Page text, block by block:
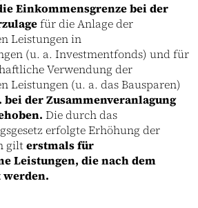
Einkommensgrenze bei der
für die Anlage der
Leistungen in
(u. a. Investmentfonds) und für
Verwendung der
Leistungen (u. a. das Bausparen)
bei der Zusammenveranlagung
Die durch das
erfolgte Erhöhung der
gilterstmals für
Leistungen, die nach dem
werden.